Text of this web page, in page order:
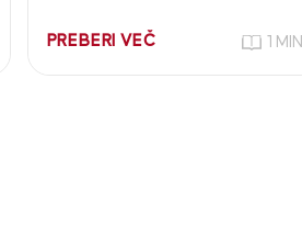
PREBERI VEČ 1 MIN